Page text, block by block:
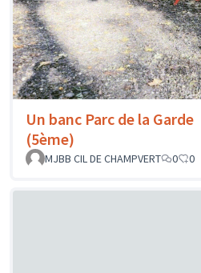
Un banc Parc de la Garde
(5ème)
MJBB CIL DE CHAMPVERT
0 0